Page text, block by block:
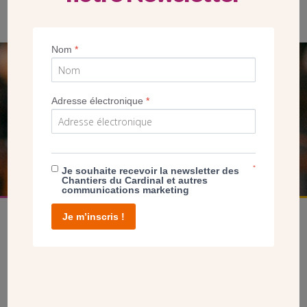
Statue de sainte Jeanne, œuvre de Jean-Louis Sauvat.
SEUL VOTRE DON
NOUS PERMET D’AGIR
FAIRE UN DON
Nom*
Adresse électronique*
Je souhaite recevoir la newsletter des
Chantiers du Cardinal et autres
communications marketing
*
Je m’inscris !